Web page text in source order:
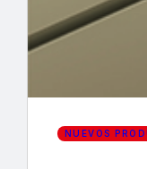
NUEVOS